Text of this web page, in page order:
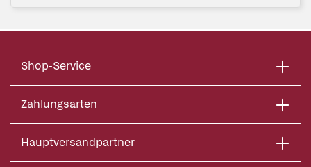
Shop-Service
Zahlungsarten
Hauptversandpartner